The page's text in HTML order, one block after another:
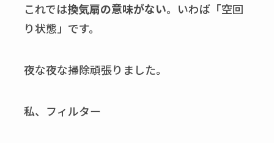
これでは換気扇の意味がない。いわば「空回
り状態」です。
夜な夜な掃除頑張りました。
私、フィルター